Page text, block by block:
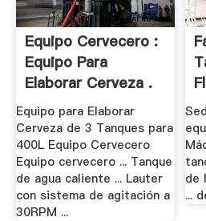
Equipo Cervecero :
Equipo Para
Elaborar Cerveza .
Equipo para Elaborar
Cerveza de 3 Tanques para
400L Equipo Cervecero
Equipo cervecero ... Tanque
de agua caliente ... Lauter
con sistema de agitación a
30RPM ...
de
...